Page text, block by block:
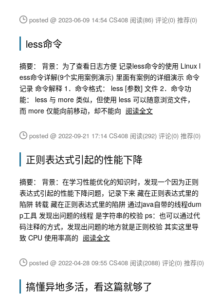
posted @ 2023-06-09 14:54 CS408 阅读(86) 评论(0) 推荐(0)
less命令
摘要： 背景：为了查看日志方便 记录less命令的使用 Linux l
ess命令详解(9个实用案例演示) 里面有案例的详细演示 命令
记录 命令解释 1．命令格式： less [参数] 文件 2．命令功
能： less 与 more 类似，但使用 less 可以随意浏览文件，
而 more 仅能向前移动，却不能向 阅读全文
posted @ 2022-09-21 17:14 CS408 阅读(292) 评论(0) 推荐(0)
正则表达式引起的性能下降
摘要： 背景：在学习性能优化的知识时，发现一个因为正则
表达式引起的性能下降问题，记录下来 藏在正则表达式里的
陷阱 转载 藏在正则表达式里的陷阱 通过java自带的线程dum
p工具 发现出问题的线程 是字符串的校验 ps：也可以通过代
码注释的方式，发现出问题的地方就是正则校验 其实这里导
致 CPU 使用率高的 阅读全文
posted @ 2022-04-28 09:55 CS408 阅读(2088) 评论(0) 推荐(0)
搞懂异地多活，看这篇就够了